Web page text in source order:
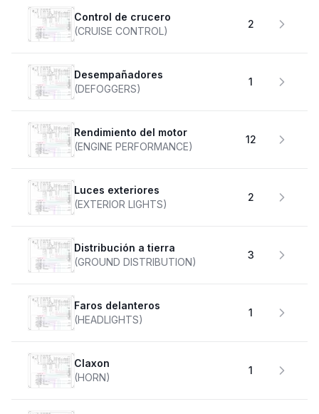
Control de crucero
(CRUISE CONTROL)
2
desempañadores
(DEFOGGERS)
1
Rendimiento del motor
(ENGINE PERFORMANCE)
12
Luces exteriores
(EXTERIOR LIGHTS)
2
Distribución a tierra
(GROUND DISTRIBUTION)
3
faros delanteros
(HEADLIGHTS)
1
claxon
(HORN)
1